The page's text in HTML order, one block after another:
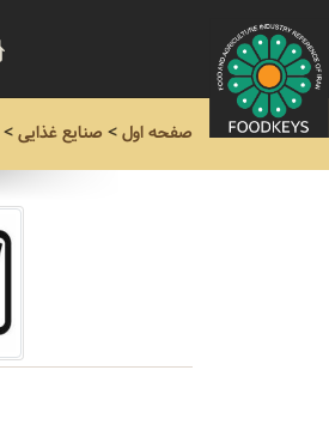
صفحه اول> صنایع غذایی>